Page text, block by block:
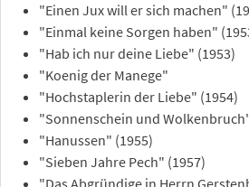
"Einen Jux will er sich machen"
"Einmal keine Sorgen haben"
"Hab ich nur deine Liebe" (1953)
"Koenig der Manege"
"Hochstaplerin der Liebe" (1954)
"Sonnenschein und
"Hanussen" (1955)
"Sieben Jahre Pech" (1957)